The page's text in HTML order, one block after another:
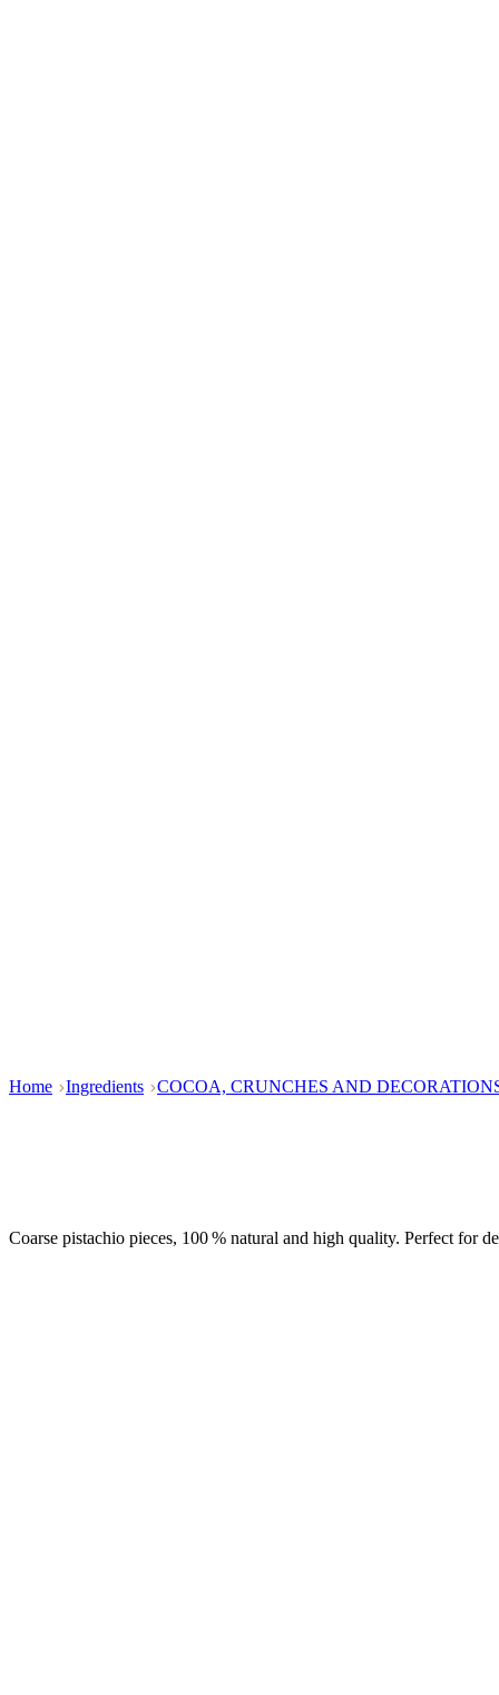
Home Ingredients COCOA, CRUNCHES AND
Coarse pistachio pieces, 100 % natural and high quality. Perfect for